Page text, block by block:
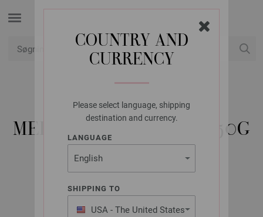
COUNTRY AND
CURRENCY
Please select language, shipping
destination and currency.
LANGUAGE
SHIPPING TO
USA - The United States
LANA GROSSA
MEILENWEIT 8-FACH 150G
LANDLUST